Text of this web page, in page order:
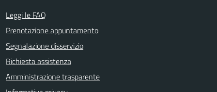
Leggi le FAQ
Prenotazione appuntamento
Segnalazione disservizio
Richiesta assistenza
Amministrazione trasparente